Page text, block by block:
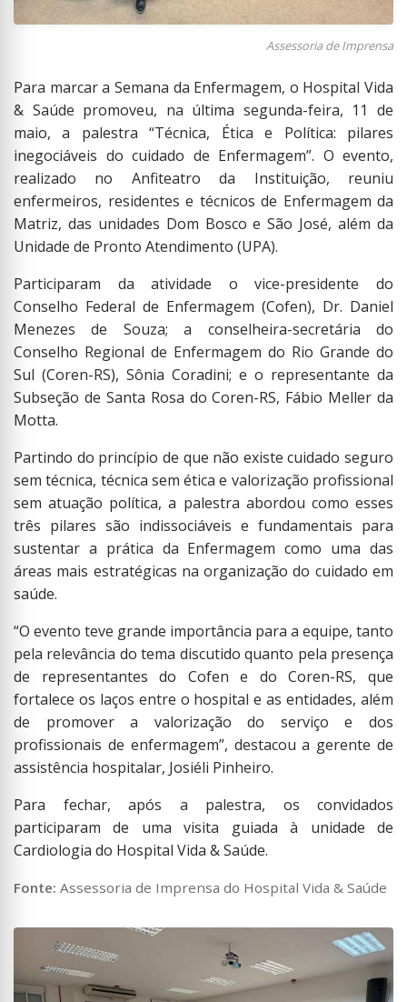
Assessoria de Imprensa
Para marcar a Semana da Enfermagem, o Hospital Vida
& Saúde promoveu, na última segunda-feira, 11 de
maio, a palestra “Técnica, Ética e Política: pilares
inegociáveis do cuidado de Enfermagem”. O evento,
realizado no Anfiteatro da Instituição, reuniu
enfermeiros, residentes e técnicos de Enfermagem da
Matriz, das unidades Dom Bosco e São José, além da
Unidade de Pronto Atendimento (UPA).
Participaram da atividade o vice-presidente do
Conselho Federal de Enfermagem (Cofen), Dr. Daniel
Menezes de Souza; a conselheira-secretária do
Conselho Regional de Enfermagem do Rio Grande do
Sul (Coren-RS), Sônia Coradini; e o representante da
Subseção de Santa Rosa do Coren-RS, Fábio Meller da
Motta.
Partindo do princípio de que não existe cuidado seguro
sem técnica, técnica sem ética e valorização profissional
sem atuação política, a palestra abordou como esses
três pilares são indissociáveis e fundamentais para
sustentar a prática da Enfermagem como uma das
áreas mais estratégicas na organização do cuidado em
saúde.
“O evento teve grande importância para a equipe, tanto
pela relevância do tema discutido quanto pela presença
de representantes do Cofen e do Coren-RS, que
fortalece os laços entre o hospital e as entidades, além
de promover a valorização do serviço e dos
profissionais de enfermagem”, destacou a gerente de
assistência hospitalar, Josiéli Pinheiro.
Para fechar, após a palestra, os convidados
participaram de uma visita guiada à unidade de
Cardiologia do Hospital Vida & Saúde.
Fonte: Assessoria de Imprensa do Hospital Vida & Saúde